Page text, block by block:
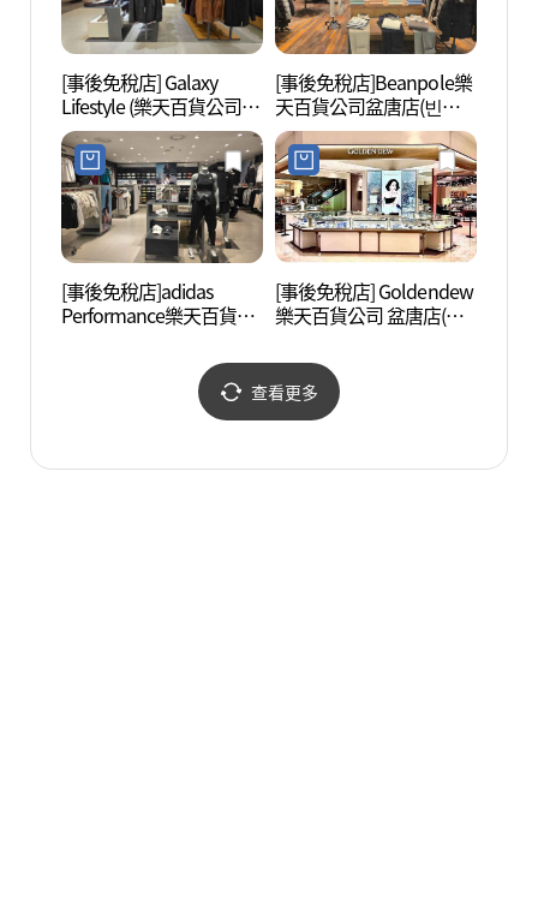
[事後免稅店] Galaxy
Lifestyle (樂天百貨公司
盆唐店)(갤럭시라이프스
타일 롯데백화점 분당점)
[事後免稅店]Beanpole樂
天百貨公司盆唐店(빈폴
롯데백화점 분당점)
[事後免稅店]adidas
Performance樂天百貨公
먼스 롯데백화점 분당점)
[事後免稅店] Goldendew
樂天百貨公司 盆唐店(골
查看更多